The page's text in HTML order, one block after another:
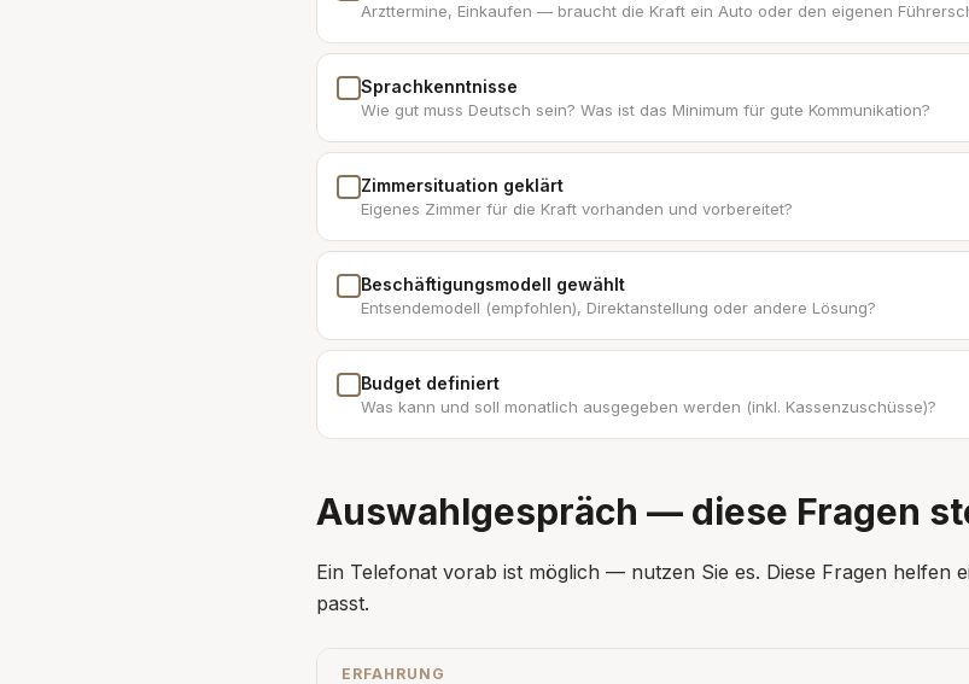
Arzttermine, Einkaufen — braucht die Kraft ein Auto oder den eigenen
Sprachkenntnisse
Wie gut muss Deutsch sein? Was ist das Minimum für gute Kommunikation?
Zimmersituation geklärt
Eigenes Zimmer für die Kraft vorhanden und vorbereitet?
Beschäftigungsmodell gewählt
Entsendemodell (empfohlen), Direktanstellung oder andere Lösung?
Budget definiert
Was kann und soll monatlich ausgegeben werden (inkl. Kassenzuschüsse)?
Auswahlgespräch — diese Fragen
Ein Telefonat vorab ist möglich — nutzen Sie es. Diese Fragen helfen
passt.
ERFAHRUNG